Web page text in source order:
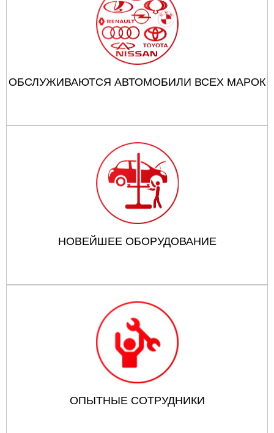
ОБСЛУЖИВАЮТСЯ АВТОМОБИЛИ ВСЕХ МАРОК
НОВЕЙШЕЕ ОБОРУДОВАНИЕ
ОПЫТНЫЕ СОТРУДНИКИ